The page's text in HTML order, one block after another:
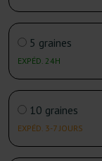
5 graines
EXPÉD. 24H
10 graines
EXPÉD. 3-7 JOURS